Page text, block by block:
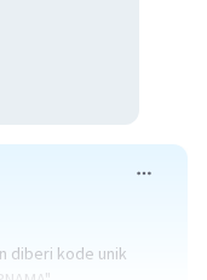
diberi kode unik